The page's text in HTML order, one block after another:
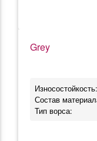
Grey
Износостойкость:
Состав
Тип ворса: